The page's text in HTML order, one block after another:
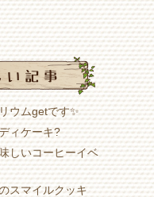
ウムgetです✨
ィケーキ?
しいコーヒーイベ
スマイルクッキ